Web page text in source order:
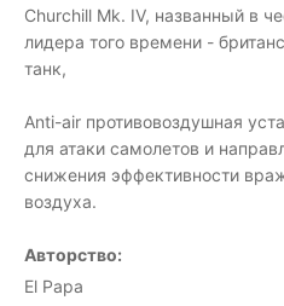
Churchill Mk. IV, названный в
лидера того времени -
танк,
Anti-air противовоздушная
для атаки самолетов и
снижения эффективности
воздуха.
Авторство:
El Papa